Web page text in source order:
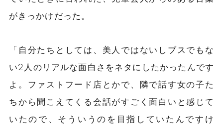
がきっかけだった。
「自分たちとしては、美人ではないしブスでもな
い2人のリアルな面白さをネタにしたかったんです
よ。ファストフード店とかで、隣で話す女の子た
ちから聞こえてくる会話がすごく面白いと感じて
いたので、そういうのを目指していたんですけ